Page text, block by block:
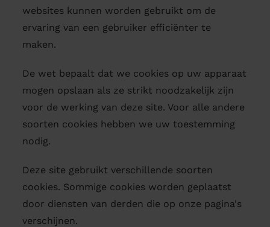
websites kunnen worden gebruikt om de
ervaring van een gebruiker efficiënter te
maken.
De wet bepaalt dat we cookies op uw apparaat
mogen opslaan als ze strikt noodzakelijk zijn
voor de werking van deze site. Voor alle andere
soorten cookies hebben we uw toestemming
nodig.
Deze site gebruikt verschillende soorten
cookies. Sommige cookies worden geplaatst
door diensten van derden die op onze pagina's
verschijnen.